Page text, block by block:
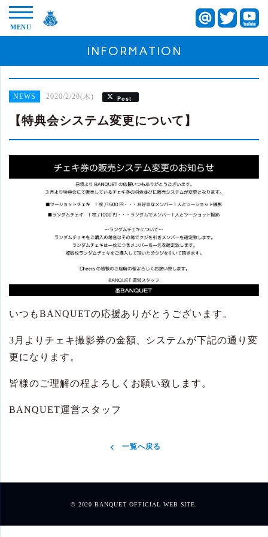
INFORMATION
NEWS 2020/2/20(木) Post
【特典会システム変更について】
いつもBANQUETの応援ありがとうございます。
3月よりチェキ撮影券の金額、システムが下記の通り変
更になります。
皆様のご理解の程よろしくお願い致します。
BANQUET運営スタッフ
一覧へ戻る
© 2020 BANQUET OFFICIAL WEB SITE.